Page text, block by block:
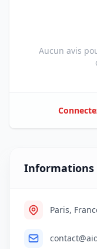
Aucun avis
Informations
Paris,